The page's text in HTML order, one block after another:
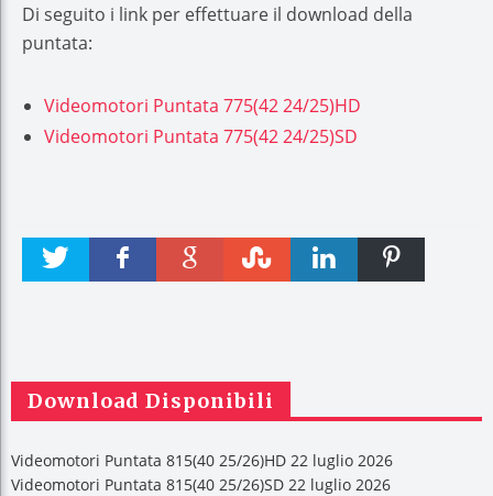
Di seguito i link per effettuare il download della
puntata:
Videomotori Puntata 775(42 24/25)HD
Videomotori Puntata 775(42 24/25)SD
Download Disponibili
Videomotori Puntata 815(40 25/26)HD 22 luglio 2026
Videomotori Puntata 815(40 25/26)SD 22 luglio 2026